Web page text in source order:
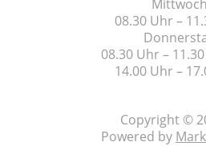
Mittwoch
08.30 Uhr –
08.30 Uhr –
14.00 Uhr –
Copyright ©
Powered by